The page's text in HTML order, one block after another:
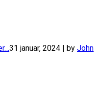
31 januar, 2024 | by John